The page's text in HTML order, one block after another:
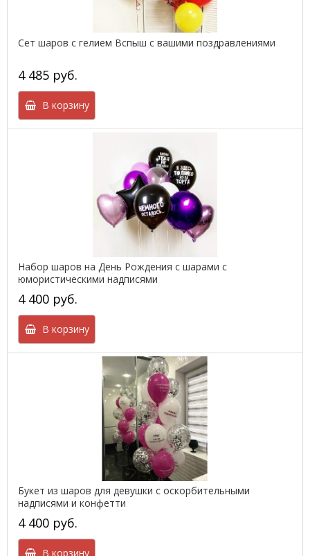
Сет шаров с гелием Вспыш с вашими поздравлениями
4 485 руб.
В корзину
Набор шаров на День Рождения с шарами с
юмористическими надписями
4 400 руб.
В корзину
Букет из шаров для девушки с оскорбительными
надписями и конфетти
4 400 руб.
В корзину